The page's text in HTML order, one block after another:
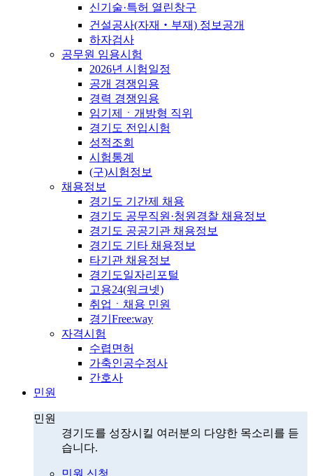
신기술·특허 열린창구
건설공사(자재‧부재) 정보공개
하자검사
공무원 임용시험
2026년 시험일정
공개 경쟁임용
경력 경쟁임용
임기제ㆍ개방형 직위
경기도 전입시험
성적조회
시험통계
(구)시험정보
채용정보
경기도 기간제 채용
경기도 공무직원·청원경찰 채용정보
경기도 공공기관 채용정보
경기도 기타 채용정보
타기관 채용정보
경기도일자리포털
고용24(워크넷)
취업ㆍ채용 민원
경기Free:way
자격시험
수렵면허
가축인공수정사
간호사
민원
민원
경기도를 성장시킬 여러분의 다양한 목소리를 듣
습니다.
민원 신청